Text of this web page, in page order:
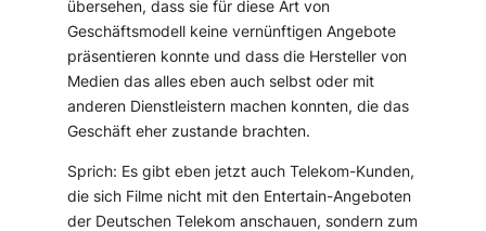
übersehen, dass sie für diese Art von
Geschäftsmodell keine vernünftigen Angebote
präsentieren konnte und dass die Hersteller von
Medien das alles eben auch selbst oder mit
anderen Dienstleistern machen konnten, die das
Geschäft eher zustande brachten.
Sprich: Es gibt eben jetzt auch Telekom-Kunden,
die sich Filme nicht mit den Entertain-Angeboten
der Deutschen Telekom anschauen, sondern zum